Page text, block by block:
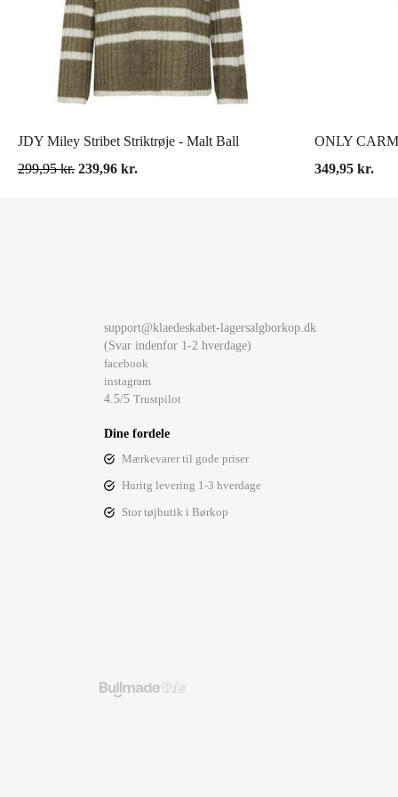
VIS HER
JDY Miley Stribet Striktrøje - Malt Ball
299,95 kr. 239,96 kr. 349,95 kr.
support@klaedeskabet-lagersalgborkop.dk
(Svar indenfor 1-2 hverdage)
facebook
instagram
4.5/5 Trustpilot
Dine fordele
Mærkevarer til gode priser
Huritg levering 1-3 hverdage
Stor tøjbutik i Børkop